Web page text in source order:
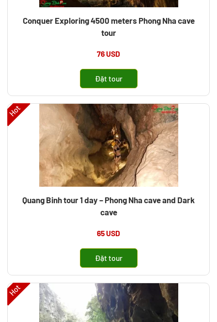
Conquer Exploring 4500 meters Phong Nha cave
tour
76 USD
Đặt tour
Quang Binh tour 1 day – Phong Nha cave and Dark
cave
65 USD
Hot
Đặt tour
Hot